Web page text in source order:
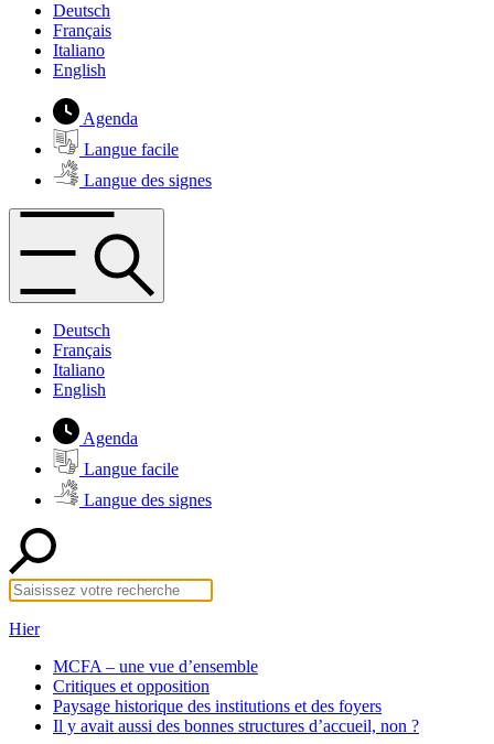
Deutsch
Français
Italiano
English
Agenda
Langue facile
Langue des signes
Deutsch
Français
Italiano
English
Agenda
Langue facile
Langue des signes
Hier
MCFA – une vue d’ensemble
Critiques et opposition
Paysage historique des institutions et des foyers
Il y avait aussi des bonnes structures d’accueil, non ?